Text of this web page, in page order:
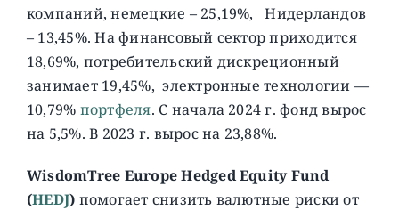
компаний, немецкие – 25,19%, Нидерландов
– 13,45%. На финансовый сектор приходится
18,69%, потребительский дискреционный
занимает 19,45%, электронные технологии —
10,79% портфеля. C начала 2024 г. фонд вырос
на 5,5%. В 2023 г. вырос на 23,88%.
WisdomTree Europe Hedged Equity Fund
(HEDJ) помогает снизить валютные риски от